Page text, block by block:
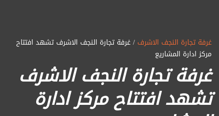
غرفة تجارة النجف الاشرف / غرفة تجارة النجف الاشرف تشهد افتتاح
مركز ادارة المشاريع
غرفة تجارة النجف الاشرف
تشهد افتتاح مركز ادارة